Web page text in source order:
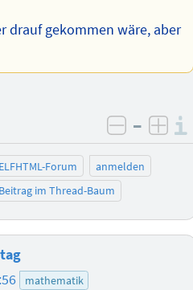
drauf gekommen wäre, aber
negativ
–
Forum
anmelden
Beitrag im Thread-Baum
mathematik